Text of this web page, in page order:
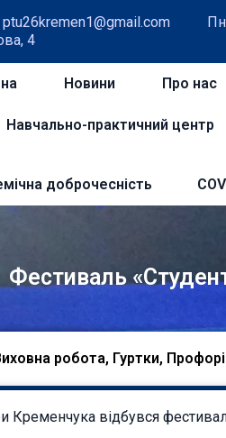
ptu26kremen1@gmail.com
4
Новини Про нас
Навчально-практичний центр
доброчесність
Фестиваль
робота, Гуртки,
Кременчука відбувся